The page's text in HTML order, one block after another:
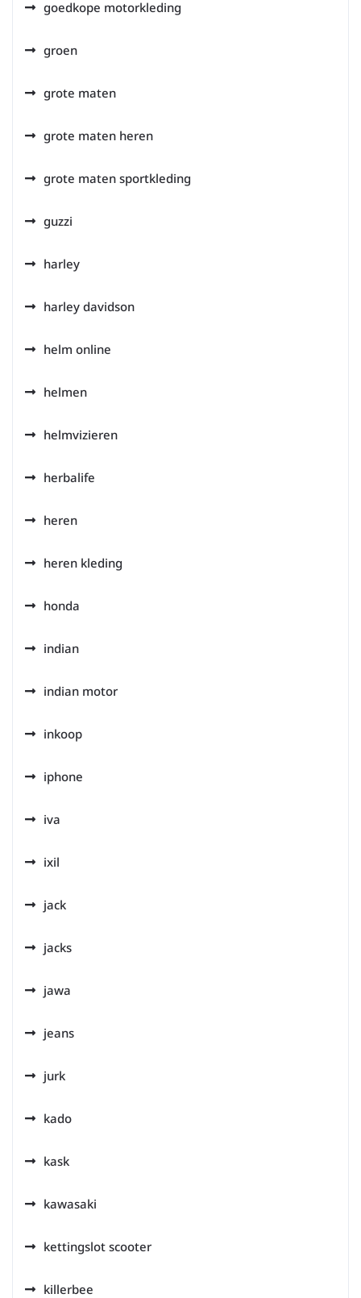
goedkope motorkleding
groen
grote maten
grote maten heren
grote maten sportkleding
guzzi
harley
harley davidson
helm online
helmen
helmvizieren
herbalife
heren
heren kleding
honda
indian
indian motor
inkoop
iphone
iva
ixil
jack
jacks
jawa
jeans
jurk
kado
kask
kawasaki
kettingslot scooter
killerbee